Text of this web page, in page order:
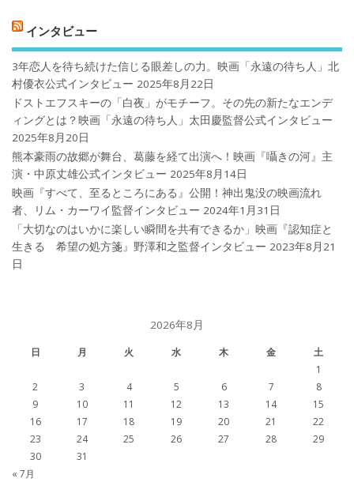
インタビュー
3年恋人を待ち続けた信じる眼差しの力。映画「永遠の待ち人」北
村優衣公式インタビュー 2025年8月22日
ドストエフスキーの「白夜」がモチーフ。その先の新たなエンデ
ィングとは？映画「永遠の待ち人」太田慶監督公式インタビュー
2025年8月20日
熊本豪雨の故郷が舞台、葛藤を経て出演へ！映画『囁きの河』主
演・中原丈雄公式インタビュー 2025年8月14日
映画『すべて、至るところにある』公開！神出鬼没の映画流れ
者、リム・カーワイ監督インタビュー 2024年1月31日
「大切なのはいかに楽しい瞬間を共有できるか」映画『認知症と
生きる 希望の処方箋』野澤和之監督インタビュー 2023年8月21
日
2026年8月
日 月 火 水 木 金
土
1
2
3 4 5 6 7
8
9
10 11 12 13 14
15
16
17 18 19 20 21
22
23
24 25 26 27 28
29
30
31
« 7月